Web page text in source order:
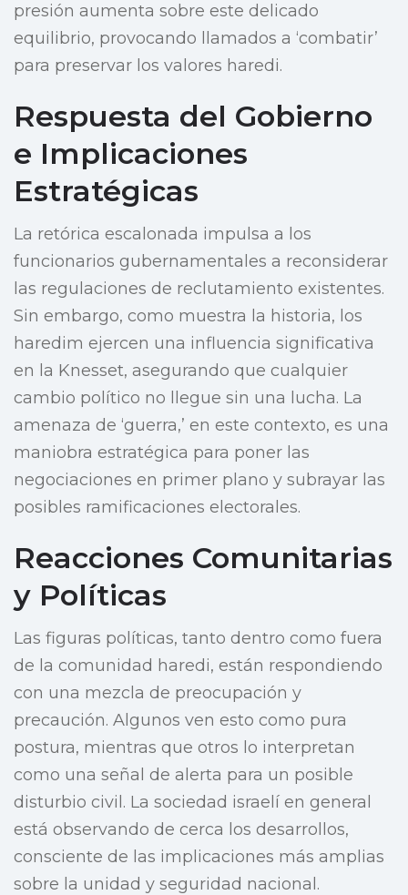
presión aumenta sobre este delicado
equilibrio, provocando llamados a ‘combatir’
para preservar los valores haredi.
Respuesta del Gobierno
e Implicaciones
Estratégicas
La retórica escalonada impulsa a los
funcionarios gubernamentales a reconsiderar
las regulaciones de reclutamiento existentes.
Sin embargo, como muestra la historia, los
haredim ejercen una influencia significativa
en la Knesset, asegurando que cualquier
cambio político no llegue sin una lucha. La
amenaza de ‘guerra,’ en este contexto, es una
maniobra estratégica para poner las
negociaciones en primer plano y subrayar las
posibles ramificaciones electorales.
Reacciones Comunitarias
y Políticas
Las figuras políticas, tanto dentro como fuera
de la comunidad haredi, están respondiendo
con una mezcla de preocupación y
precaución. Algunos ven esto como pura
postura, mientras que otros lo interpretan
como una señal de alerta para un posible
disturbio civil. La sociedad israelí en general
está observando de cerca los desarrollos,
consciente de las implicaciones más amplias
sobre la unidad y seguridad nacional.